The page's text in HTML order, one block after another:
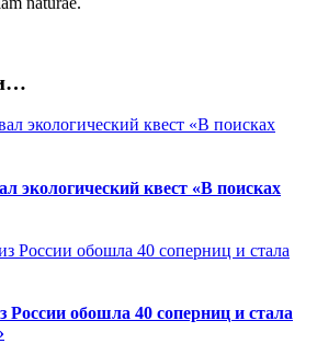
экологический квест «В поисках
России обошла 40 соперниц и стала